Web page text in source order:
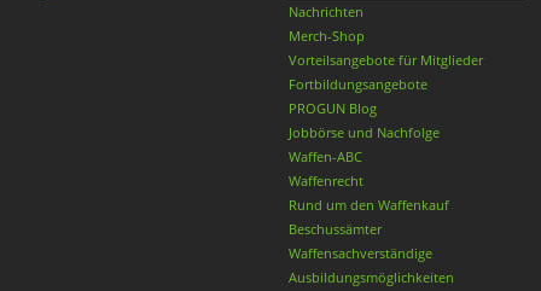
Nachrichten
Merch-Shop
Vorteilsangebote für Mitglieder
Fortbildungsangebote
PROGUN Blog
Jobbörse und Nachfolge
Waffen-ABC
Waffenrecht
Rund um den Waffenkauf
Beschussämter
Waffensachverständige
Ausbildungsmöglichkeiten